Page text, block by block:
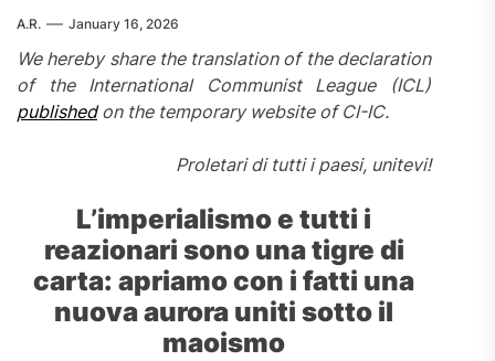
A.R. January 16, 2026
We hereby share the translation of the declaration
of the International Communist League (ICL)
publishedon the temporary website of CI-IC.
Proletari di tutti i paesi, unitevi!
L’imperialismo e tutti i
reazionari sono una tigre di
carta: apriamo con i fatti una
nuova aurora uniti sotto il
maoismo